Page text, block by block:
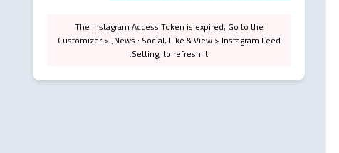
The Instagram Access Token is expired, Go to the
Customizer > JNews : Social, Like & View > Instagram Feed
Setting, to refresh it.